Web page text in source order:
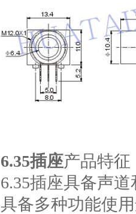
6.35插座产品特征
6.35插座具备声
具备多种功能使